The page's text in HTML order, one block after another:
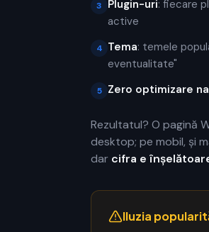
3 Plugin-uri: fiecare
active
4 Tema: temele
eventualitate"
5 Zero optimizare
Rezultatul? O pagină
desktop; pe mobil, și
dar cifra e
Iluzia